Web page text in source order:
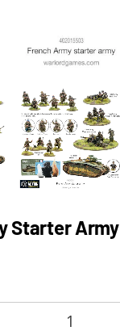
Starter Army